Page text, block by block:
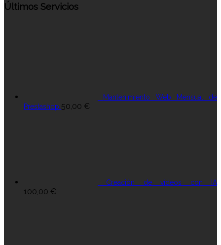
Últimos Servicios
Mantenimiento Web Mensual de
Prestashop 50,00 €
Creación de vídeos con IA
100,00 €